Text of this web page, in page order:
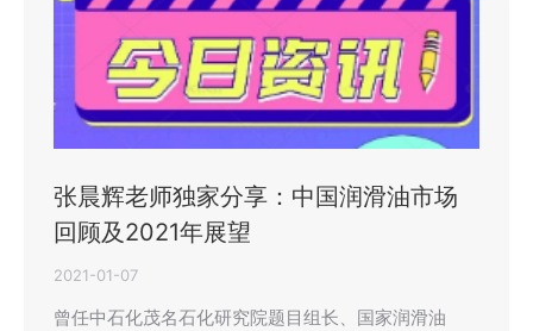
张晨辉老师独家分享：中国润滑油市场
回顾及2021年展望
2021-01-07
曾任中石化茂名石化研究院题目组长、国家润滑油